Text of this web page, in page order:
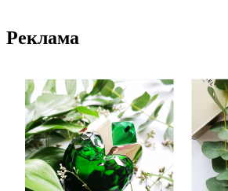
Реклама